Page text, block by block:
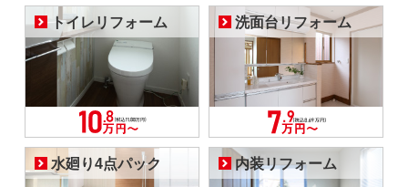
トイレリフォーム 洗面台リフォーム
水廻り4点パック 内装リフォーム